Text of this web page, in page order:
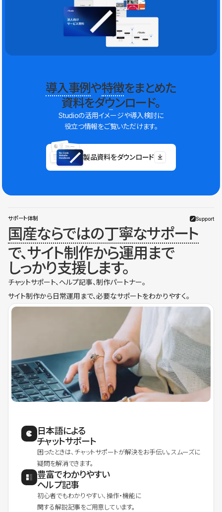
導入事例や特徴をまとめた
資料をダウンロード。
Studioの活用イメージや導入検討に
役立つ情報をご覧いただけます。
製品資料をダウンロード
サポート体制 Support
国産ならではの丁寧なサポート
で、サイト制作から運用まで
しっかり支援します。
チャットサポート、ヘルプ記事、制作パートナー。
サイト制作から日常運用まで、必要なサポートをわかりやすく。
日本語による
チャットサポート
困ったときは、チャットサポートが解決をお手伝い。スムーズに
疑問を解消できます。
豊富でわかりやすい
ヘルプ記事
初心者でもわかりやすい、操作・機能に
関する解説記事をご用意しています。